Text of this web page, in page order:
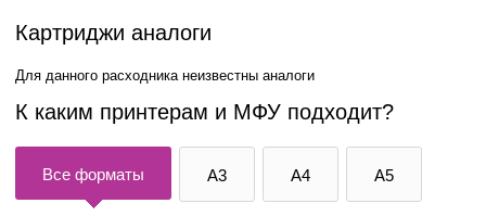
Картриджи аналоги
Для данного расходника неизвестны аналоги
К каким принтерам и МФУ подходит?
Все форматы A3 A4 A5